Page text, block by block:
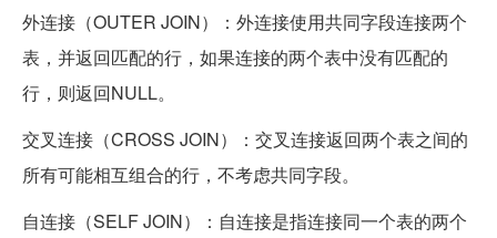
外连接（OUTER JOIN）： 外连接使用共同字段连接两个
表，并返回匹配的行，如果连接的两个表中没有匹配的
行，则返回NULL。
交叉连接（CROSS JOIN）： 交叉连接返回两个表之间的
所有可能相互组合的行，不考虑共同字段。
自连接（SELF JOIN）： 自连接是指连接同一个表的两个